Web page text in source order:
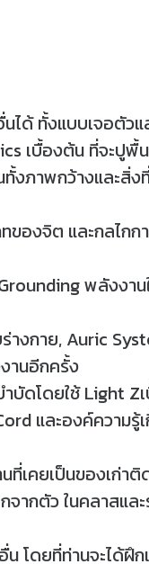
ได้ ทั้งแบบเจอตัวแ
เบื้องต้น ที่จะปู
งภาพกว้างและสิ่
ทของจิต และก
พลังง
ร่างกาย, Auric
านอีกครั้ง
บัดโดยใช้ Light
และองค์ควา
เคยเป็นของเก่า
กตัว ในคลาสและ
โดยที่ท่านจะได้ฝึ